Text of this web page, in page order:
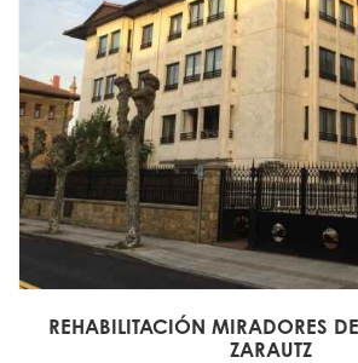
REHABILITACIÓN MIRADORES
ZARAUTZ